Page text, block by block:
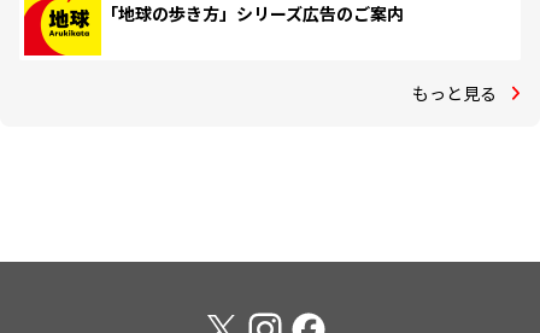
「地球の歩き方」シリーズ広告のご案内
もっと見る